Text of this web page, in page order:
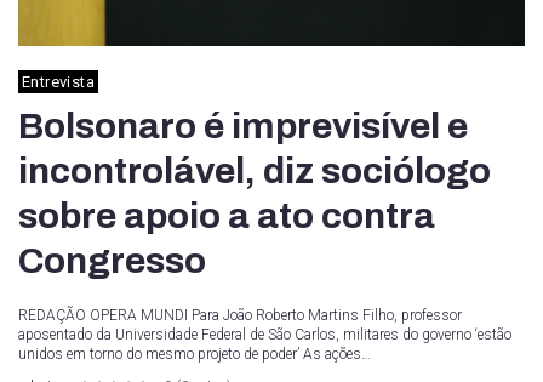
Entrevista
Bolsonaro é imprevisível e
incontrolável, diz sociólogo
sobre apoio a ato contra
Congresso
REDAÇÃO OPERA MUNDI Para João Roberto Martins Filho, professor
aposentado da Universidade Federal de São Carlos, militares do governo ‘estão
unidos em torno do mesmo projeto de poder’ As ações…